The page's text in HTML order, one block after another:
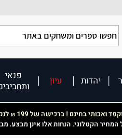
יהדות עיון
פנאי
ואכותי בחינם ! ברכישה של 199 ₪
המחיר הקטלוגי. הנחות אלו אינן